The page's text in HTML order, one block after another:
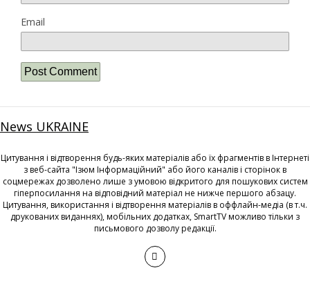
Email
News UKRAINE
Цитування і відтворення будь-яких матеріалів або їх фрагментів в Інтернеті
з веб-сайта "Ізюм Інформаційний" або його каналів і сторінок в
соцмережах дозволено лише з умовою відкритого для пошукових систем
гіперпосилання на відповідний матеріал не нижче першого абзацу.
Цитування, використання і відтворення матеріалів в оффлайн-медіа (в т.ч.
друкованих виданнях), мобільних додатках, SmartTV можливо тільки з
письмового дозволу редакції.